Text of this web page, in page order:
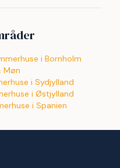
i Bornholm
Møn
i Sydjylland
i Østjylland
i Spanien